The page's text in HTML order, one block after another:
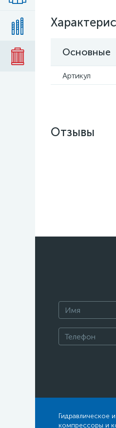
Основные
Артикул
Отзывы
Гидравлическое
компрессоры и